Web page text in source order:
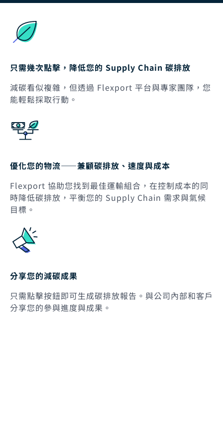
只需幾次點擊，降低您的 Supply Chain 碳排放
減碳看似複雜，但透過 Flexport 平台與專家團隊，您
能輕鬆採取行動。
優化您的物流——兼顧碳排放、速度與成本
Flexport 協助您找到最佳運輸組合，在控制成本的同
時降低碳排放，平衡您的 Supply Chain 需求與氣候
目標。
分享您的減碳成果
只需點擊按鈕即可生成碳排放報告。與公司內部和客戶
分享您的參與進度與成果。